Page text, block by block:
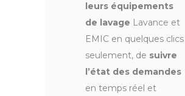
leurs équipements
de lavage Lavance et
EMIC en quelques clics
seulement, de suivre
l’état des demandes
en temps réel et